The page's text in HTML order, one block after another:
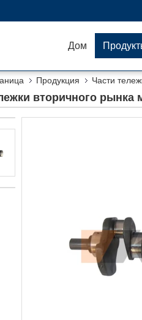
Дом
Продукция Части
вторичного